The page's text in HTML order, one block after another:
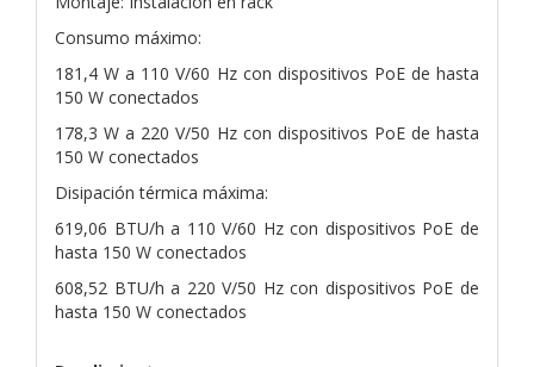
Consumo máximo:
181,4 W a 110 V/60 Hz con dispositivos PoE de hasta
150 W conectados
178,3 W a 220 V/50 Hz con dispositivos PoE de hasta
150 W conectados
Disipación térmica máxima:
619,06 BTU/h a 110 V/60 Hz con dispositivos PoE de
hasta 150 W conectados
608,52 BTU/h a 220 V/50 Hz con dispositivos PoE de
hasta 150 W conectados